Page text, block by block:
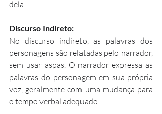
dela.
Discurso Indireto:
No discurso indireto, as palavras dos
personagens são relatadas pelo narrador,
sem usar aspas. O narrador expressa as
palavras do personagem em sua própria
voz, geralmente com uma mudança para
o tempo verbal adequado.